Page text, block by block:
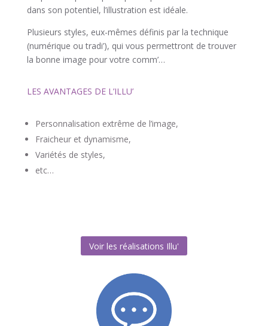
dans son potentiel, l’illustration est idéale.
Plusieurs styles, eux-mêmes définis par la technique
(numérique ou tradi’), qui vous permettront de trouver
la bonne image pour votre comm’…
LES AVANTAGES DE L’ILLU’
Personnalisation extrême de l’image,
Fraicheur et dynamisme,
Variétés de styles,
etc…
Voir les réalisations Illu'